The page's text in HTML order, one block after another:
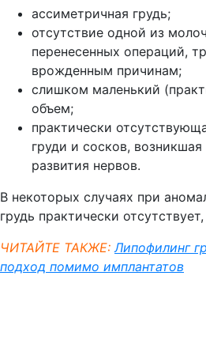
ассиметричная грудь;
отсутствие одной из
перенесенных операций,
врожденным причинам;
слишком маленький
объем;
практически
груди и сосков,
развития нервов.
В некоторых случаях при
грудь практически
ЧИТАЙТЕ ТАКЖЕ: Липофилинг
подход помимо имплантатов